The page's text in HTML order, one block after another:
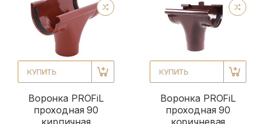
КУПИТЬ
Воронка PROFiL
проходная 90
КУПИТЬ
Воронка PROFiL
проходная 90